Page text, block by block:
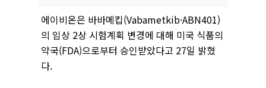
에이비온은 바바메킵(Vabametkib·ABN401)
의 임상 2상 시험계획 변경에 대해 미국 식품의
약국(FDA)으로부터 승인받았다고 27일 밝혔
다.